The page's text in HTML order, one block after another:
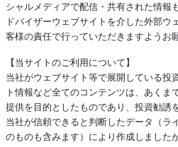
シャルメディアで配信・共有された情報
ドバイザーウェブサイトを介した外部ウ
客様の責任で行っていただきますようお
【当サイトのご利用について】
当社がウェブサイト等で展開している投
ト情報など全てのコンテンツは、あくま
提供を目的としたものであり、投資勧誘
当社が信頼できると判断したデータ（ラ
のものも含みます）により作成しました